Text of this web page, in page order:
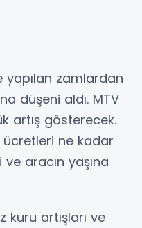
yapılan zamlardan
düşeni aldı. MTV
artış gösterecek.
ücretleri ne kadar
aracın yaşına
kuru artışları ve